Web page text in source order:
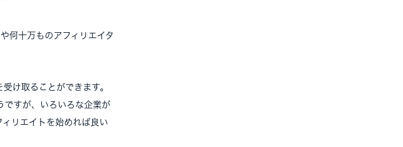
何十万ものアフィリエイタ
け取ることができます。
ですが、いろいろな企業が
リエイトを始めれば良い